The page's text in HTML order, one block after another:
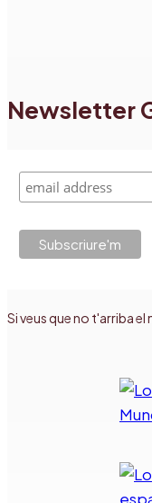
Newsletter
Si veus que no t'arriba el